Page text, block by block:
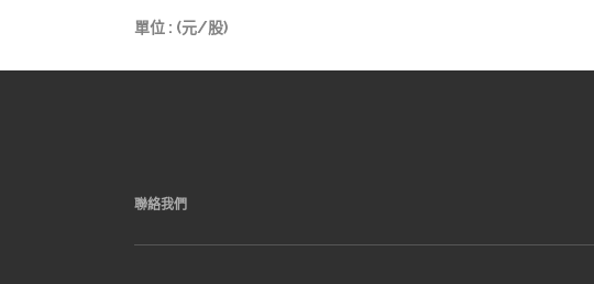
單位 : (元/股)
聯絡我們